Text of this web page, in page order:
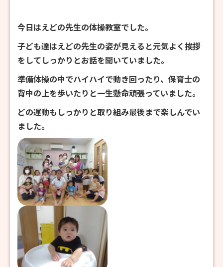
今日はえどの先生の体操教室でした。
子ども達はえどの先生の姿が見えると元気よく挨拶
をしてしっかりとお話を聞いていました。
準備体操の中でハイハイで動き回ったり、保育士の
背中の上を歩いたりと一生懸命頑張っていました。
どの運動もしっかりと取り組み最後まで楽しんでい
ました。